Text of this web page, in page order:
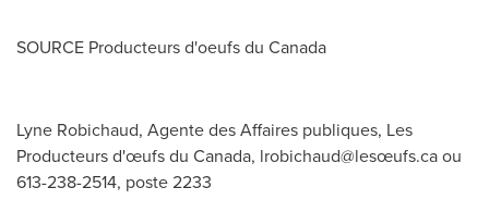
SOURCE Producteurs d'oeufs du Canada
Lyne Robichaud, Agente des Affaires publiques, Les
Producteurs d'œufs du Canada, lrobichaud@lesœufs.ca ou
613-238-2514, poste 2233